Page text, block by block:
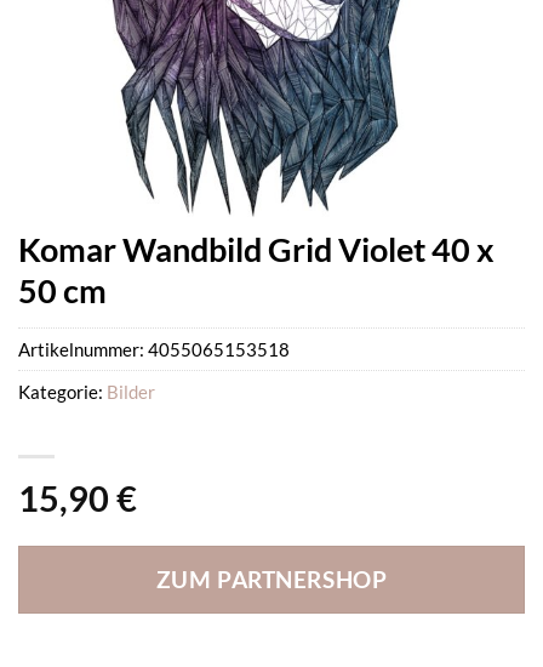
Komar Wandbild Grid Violet 40 x
50 cm
15,90 €
ZUM PARTNERSHOP
Artikelnummer: 4055065153518
Kategorie: Bilder